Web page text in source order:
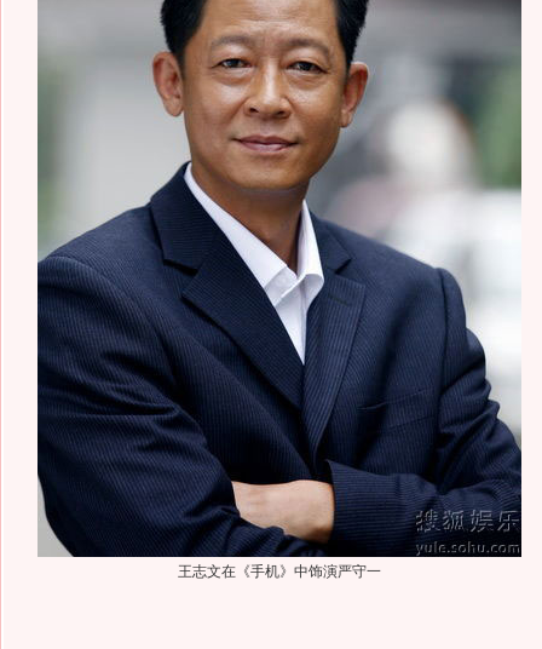
王志文在《手机》中饰演严守一